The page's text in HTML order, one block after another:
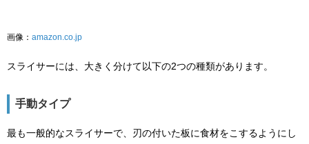
画像： amazon.co.jp
スライサーには、大きく分けて以下の2つの種類があります。
手動タイプ
最も一般的なスライサーで、刃の付いた板に食材をこするようにし